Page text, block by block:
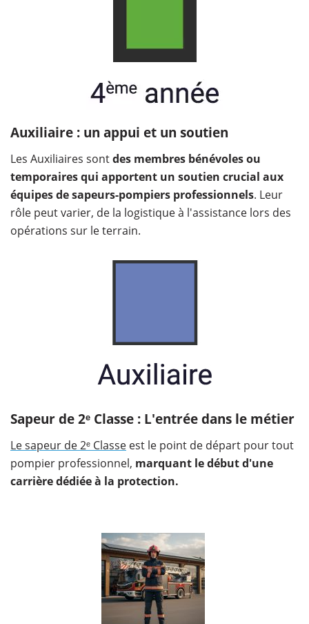
Auxiliaire : un appui et un soutien
Les Auxiliaires sontdes membres bénévoles ou
temporaires qui apportent un soutien crucial aux
équipes de sapeurs-pompiers professionnels. Leur
rôle peut varier, de la logistique à l'assistance lors des
opérations sur le terrain.
Sapeur de 2ᵉ Classe : L'entrée dans le métier
Le sapeur de 2ᵉ Classe est le point de départ pour tout
pompier professionnel, marquant le début d'une
carrière dédiée à la protection.